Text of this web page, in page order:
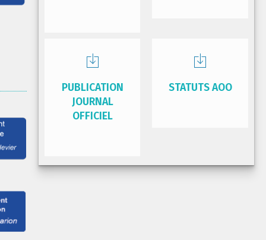
PUBLICATION
JOURNAL
OFFICIEL
STATUTS AOO